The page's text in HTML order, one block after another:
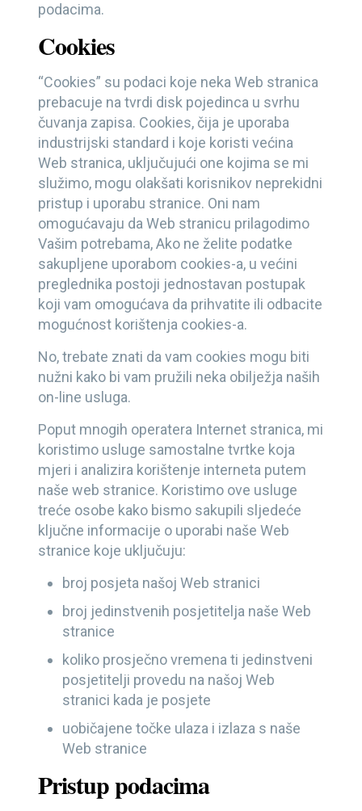
podacima.
Cookies
“Cookies” su podaci koje neka Web stranica
prebacuje na tvrdi disk pojedinca u svrhu
čuvanja zapisa. Cookies, čija je uporaba
industrijski standard i koje koristi većina
Web stranica, uključujući one kojima se mi
služimo, mogu olakšati korisnikov neprekidni
pristup i uporabu stranice. Oni nam
omogućavaju da Web stranicu prilagodimo
Vašim potrebama, Ako ne želite podatke
sakupljene uporabom cookies-a, u većini
preglednika postoji jednostavan postupak
koji vam omogućava da prihvatite ili odbacite
mogućnost korištenja cookies-a.
No, trebate znati da vam cookies mogu biti
nužni kako bi vam pružili neka obilježja naših
on-line usluga.
Poput mnogih operatera Internet stranica, mi
koristimo usluge samostalne tvrtke koja
mjeri i analizira korištenje interneta putem
naše web stranice. Koristimo ove usluge
treće osobe kako bismo sakupili sljedeće
ključne informacije o uporabi naše Web
stranice koje uključuju:
broj posjeta našoj Web stranici
broj jedinstvenih posjetitelja naše Web
stranice
koliko prosječno vremena ti jedinstveni
posjetitelji provedu na našoj Web
stranici kada je posjete
uobičajene točke ulaza i izlaza s naše
Web stranice
Pristup podacima